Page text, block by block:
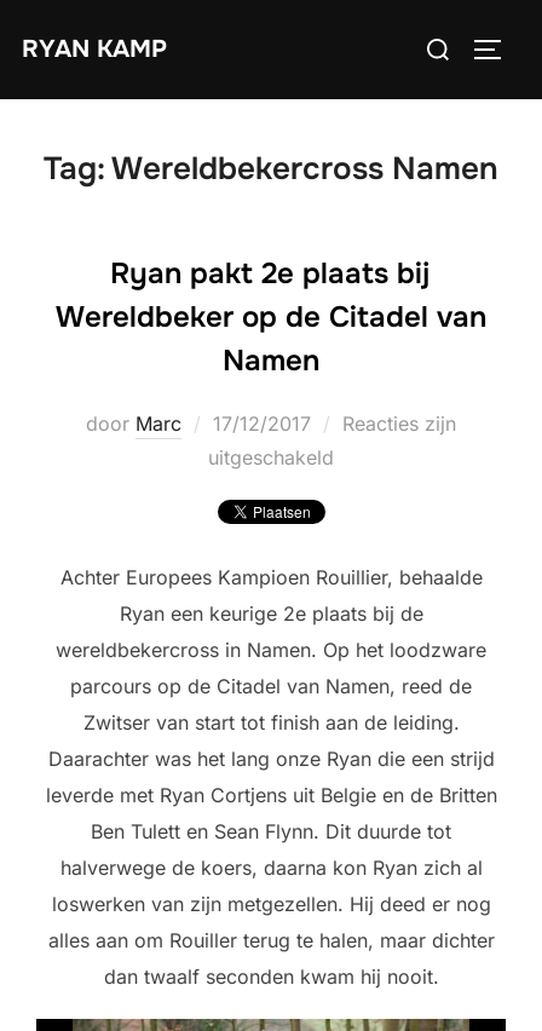
naarRYAN KAMP
Zoek
Tag:Wereldbekercross Namen
Ryan pakt 2e plaats bij
Wereldbeker op de Citadel van
Namen
door Marc
Geplaatst
op
17/12/2017
Reacties zijn
uitgeschakeld
Achter Europees Kampioen Rouillier, behaalde
Ryan een keurige 2e plaats bij de
wereldbekercross in Namen. Op het loodzware
parcours op de Citadel van Namen, reed de
Zwitser van start tot finish aan de leiding.
Daarachter was het lang onze Ryan die een strijd
leverde met Ryan Cortjens uit Belgie en de Britten
Ben Tulett en Sean Flynn. Dit duurde tot
halverwege de koers, daarna kon Ryan zich al
loswerken van zijn metgezellen. Hij deed er nog
alles aan om Rouiller terug te halen, maar dichter
dan twaalf seconden kwam hij nooit.